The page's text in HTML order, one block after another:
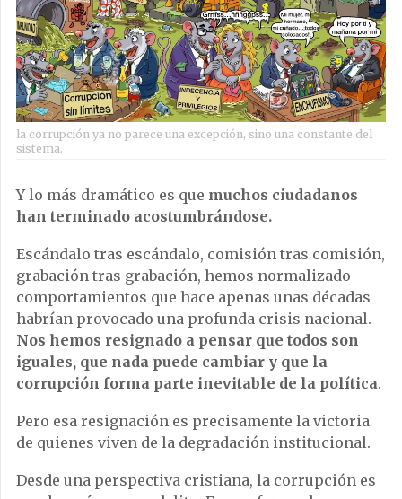
la corrupción ya no parece una excepción, sino una constante del
sistema.
Y lo más dramático es que muchos ciudadanos
han terminado acostumbrándose.
Escándalo tras escándalo, comisión tras comisión,
grabación tras grabación, hemos normalizado
comportamientos que hace apenas unas décadas
habrían provocado una profunda crisis nacional.
Nos hemos resignado a pensar que todos son
iguales, que nada puede cambiar y que la
corrupción forma parte inevitable de la política.
Pero esa resignación es precisamente la victoria
de quienes viven de la degradación institucional.
Desde una perspectiva cristiana, la corrupción es